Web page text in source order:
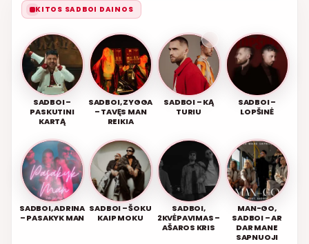
KITOS SADBOI DAINOS
SADBOI –
PASKUTINI
KARTĄ
SADBOI, ZYGGA
– TAVĘS MAN
REIKIA
SADBOI – KĄ
TURIU
SADBOI –
LOPŠINĖ
SADBOI, ADRINA
– PASAKYK MAN
SADBOI – ŠOKU
KAIP MOKU
SADBOI,
2KVĖPAVIMAS –
AŠAROS KRIS
MAN-GO,
SADBOI – AR
DAR MANE
SAPNUOJI